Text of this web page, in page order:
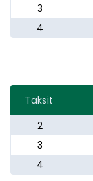
3
4
Taksit
2
3
4